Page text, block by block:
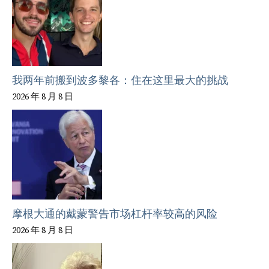
我两年前搬到波多黎各：住在这里最大的挑战
2026 年 8 月 8 日
摩根大通的戴蒙警告市场杠杆率较高的风险
2026 年 8 月 8 日